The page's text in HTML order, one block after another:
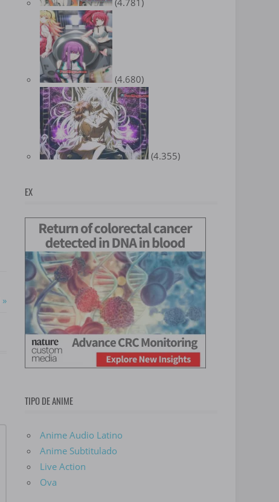
(4.680)
(4.355)
EX
TIPO DE ANIME
Anime Audio Latino
Anime Subtitulado
Live Action
Ova